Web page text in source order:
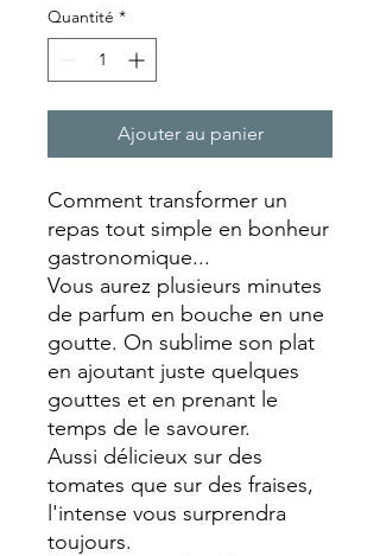
Quantité *
Ajouter au panier
Comment transformer un
repas tout simple en bonheur
gastronomique...
Vous aurez plusieurs minutes
de parfum en bouche en une
goutte. On sublime son plat
en ajoutant juste quelques
gouttes et en prenant le
temps de le savourer.
Aussi délicieux sur des
tomates que sur des fraises,
l'intense vous surprendra
toujours.